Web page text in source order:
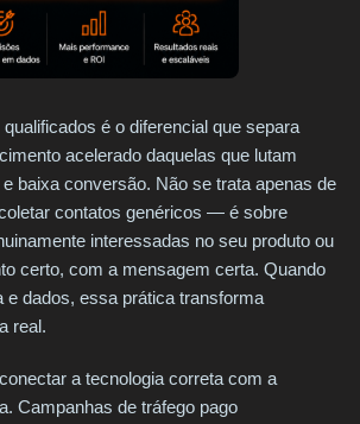
é o diferencial que separa
acelerado daquelas que lutam
baixa conversão. Não se trata apenas de
contatos genéricos — é sobre
interessadas no seu produto ou
certo, com a mensagem certa. Quando
e dados, essa prática transforma
real.
a tecnologia correta com a
Campanhas de tráfego pago